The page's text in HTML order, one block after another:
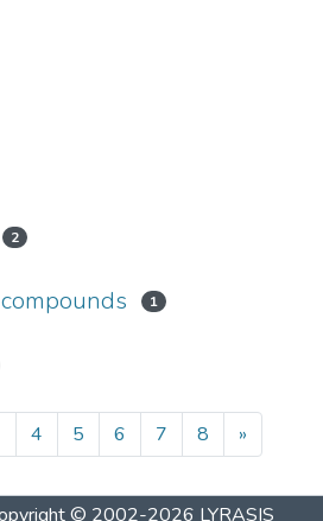
2
1
4 5 6 7 8 »
© 2002-2026 LYRASIS